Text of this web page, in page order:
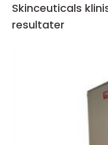
Skinceuticals klinisk hudpleie for synlige
resultater